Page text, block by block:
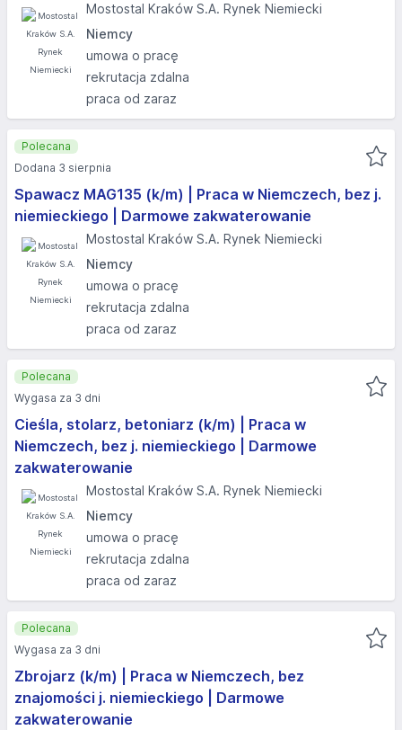
Mostostal Kraków S.A. Rynek Niemiecki
Niemcy
umowa o pracę
rekrutacja zdalna
praca od zaraz
Spawacz MAG135 (k/m) | Praca w Niemczech, bez j.
niemieckiego | Darmowe zakwaterowanie
Mostostal Kraków S.A. Rynek Niemiecki
Niemcy
umowa o pracę
rekrutacja zdalna
praca od zaraz
Polecana
Dodana 3 sierpnia
Cieśla, stolarz, betoniarz (k/m) | Praca w
Niemczech, bez j. niemieckiego | Darmowe
zakwaterowanie
Mostostal Kraków S.A. Rynek Niemiecki
Niemcy
umowa o pracę
rekrutacja zdalna
praca od zaraz
Polecana
Wygasa za 3 dni
Zbrojarz (k/m) | Praca w Niemczech, bez
znajomości j. niemieckiego | Darmowe
zakwaterowanie
Polecana
Wygasa za 3 dni